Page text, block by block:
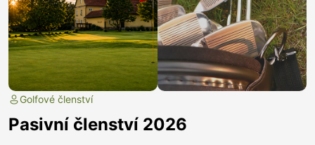
Golfové členství
Pasivní členství 2026